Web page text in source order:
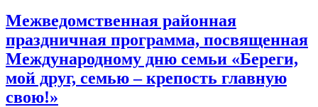
Межведомственная районная
праздничная программа, посвященная
Международному дню семьи «Береги,
мой друг, семью – крепость главную
свою!»